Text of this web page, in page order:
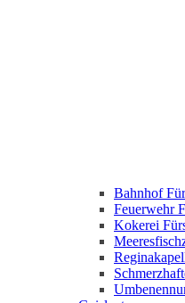
Bahnhof
Feuerwehr
Kokerei